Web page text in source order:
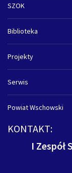
SZOK
Biblioteka
Projekty
Serwis
Powiat Wschowski
KONTAKT:
I Zespół